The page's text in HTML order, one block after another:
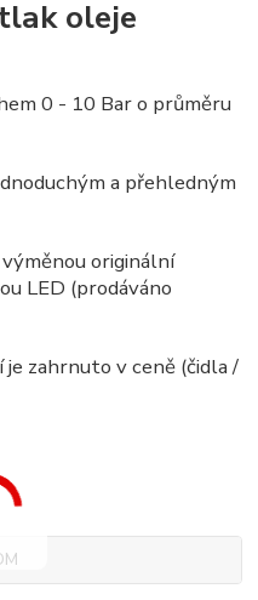
oleje
0 - 10 Bar o průměru
a přehledným
výměnou originální
LED (prodáváno
zahrnuto v ceně (čidla /